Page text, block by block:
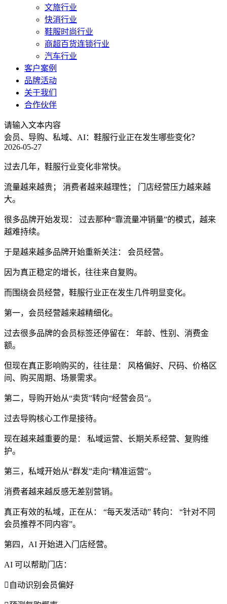
文旅行业
快消行业
鞋服时尚行业
商超百货连锁行业
汽车行业
客户案例
品牌活动
关于我们
合作伙伴
请输入文本内容
会员、导购、私域、AI：鞋服行业正在发生哪些变化？
2026-05-27
过去几年，鞋服行业变化非常快。
流量越来越贵； 消费者越来越理性； 门店经营压力越来越
大。
很多品牌开始发现： 过去那种“靠流量冲销量”的模式，越来
越难持续。
于是越来越多品牌开始重新关注： 会员经营。
因为真正稳定的增长，往往来自复购。
而围绕会员经营，鞋服行业正在发生几件明显变化。
第一，会员经营越来越精细化。
过去很多品牌的会员标签还停留在： 年龄、性别、消费金
额。
但现在真正影响购买的，往往是： 风格偏好、尺码、价格区
间、购买周期、场景需求。
第二，导购开始从“卖货”转向“经营会员”。
过去导购核心工作是接待。
现在越来越重要的是： 私域运营、长期关系经营、复购维
护。
第三，私域开始从“群发”走向“精准运营”。
消费者越来越反感无差别营销。
真正有效的私域，正在从： “每天发活动” 转向： “针对不同
会员推荐不同内容”。
第四，AI 开始进入门店经营。
AI 可以帮助门店：
自动识别会员偏好